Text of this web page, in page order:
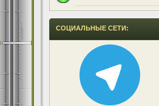
СОЦИАЛЬНЫЕ СЕТИ: